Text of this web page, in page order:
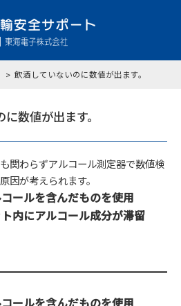
飲酒していないのに数値が出ます。
数値が出ます。
関わらずアルコール測定器で数値検
因が考えられます。
ールを含んだものを使用
内にアルコール成分が滞留